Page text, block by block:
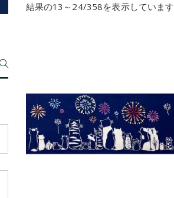
結果の13～24/358を表示しています